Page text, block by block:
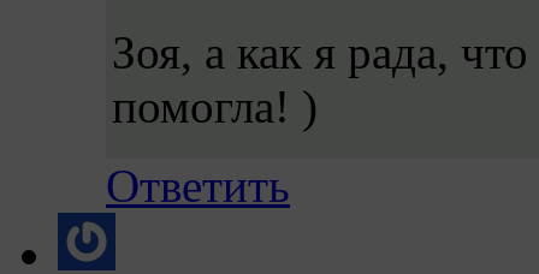
Зоя, а как я рада,
помогла! )
Ответить